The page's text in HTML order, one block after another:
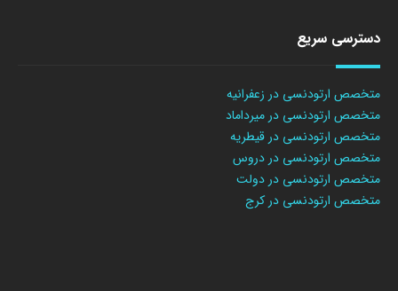
دسترسی سریع
متخصص ارتودنسی در زعفرانیه
متخصص ارتودنسی در میرداماد
متخصص ارتودنسی در قیطریه
متخصص ارتودنسی در دروس
متخصص ارتودنسی در دولت
متخصص ارتودنسی در کرج